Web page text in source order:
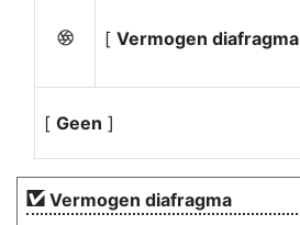
q [ Vermogen diafragma
[ Geen ]
Vermogen diafragma